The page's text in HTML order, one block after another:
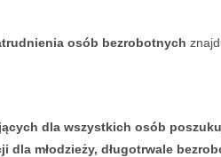
osób bezrobotnych
dla wszystkich osób
dla młodzieży, długotrwale